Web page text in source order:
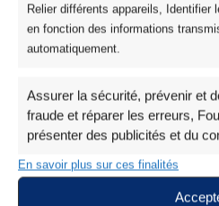
Relier différents appareils, Identifier
en fonction des informations
automatiquement.
Assurer la sécurité, prévenir et
fraude et réparer les erreurs,
présenter des publicités et du
En savoir plus sur ces finalités
Tissu Coton Enduit Souple Oeko-Tex
Tissu Coton Enduit Mini Pastorale